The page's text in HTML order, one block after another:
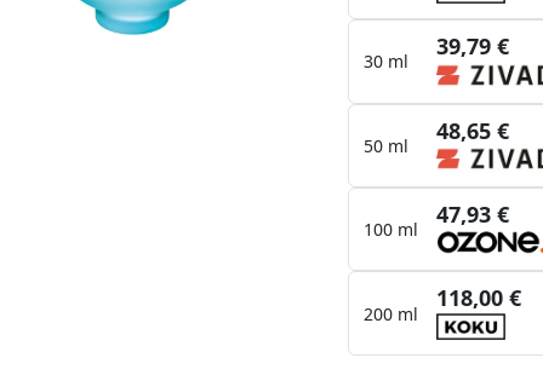
30 ml
39,79 €
50 ml
48,65 €
100 ml
47,93 €
200 ml
118,00 €